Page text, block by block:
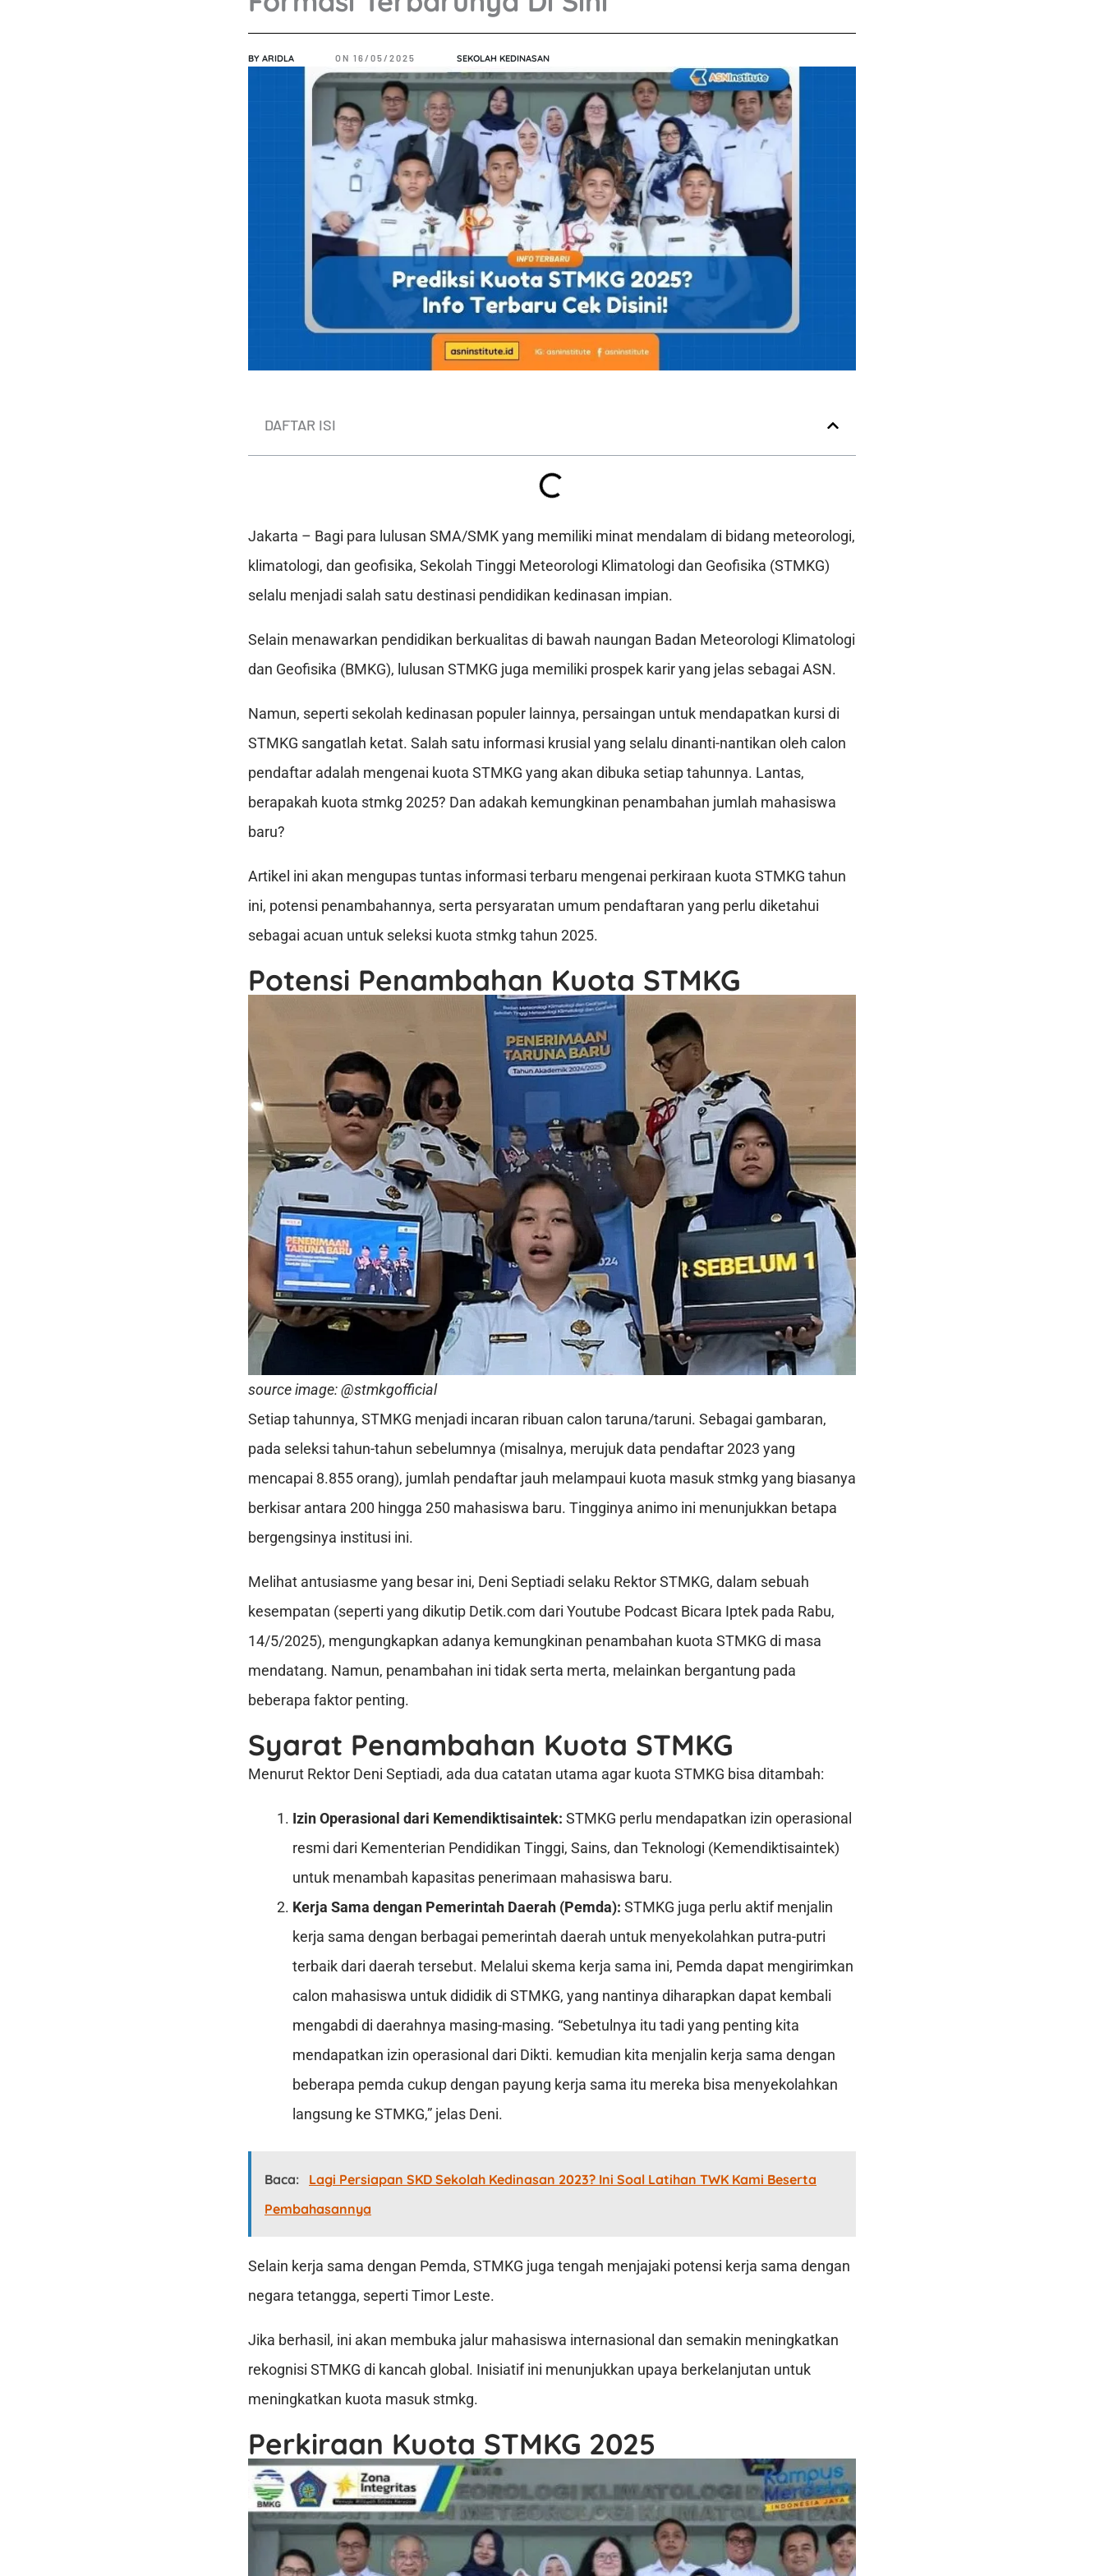
BY ARIDLA ON 16/05/2025 SEKOLAH KEDINASAN
DAFTAR ISI
Jakarta – Bagi para lulusan SMA/SMK yang memiliki minat mendalam di bidang meteorologi,
klimatologi, dan geofisika, Sekolah Tinggi Meteorologi Klimatologi dan Geofisika (STMKG)
selalu menjadi salah satu destinasi pendidikan kedinasan impian.
Selain menawarkan pendidikan berkualitas di bawah naungan Badan Meteorologi Klimatologi
dan Geofisika (BMKG), lulusan STMKG juga memiliki prospek karir yang jelas sebagai ASN.
Namun, seperti sekolah kedinasan populer lainnya, persaingan untuk mendapatkan kursi di
STMKG sangatlah ketat. Salah satu informasi krusial yang selalu dinanti-nantikan oleh calon
pendaftar adalah mengenai kuota STMKG yang akan dibuka setiap tahunnya. Lantas,
berapakah kuota stmkg 2025? Dan adakah kemungkinan penambahan jumlah mahasiswa
baru?
Artikel ini akan mengupas tuntas informasi terbaru mengenai perkiraan kuota STMKG tahun
ini, potensi penambahannya, serta persyaratan umum pendaftaran yang perlu diketahui
sebagai acuan untuk seleksi kuota stmkg tahun 2025.
Potensi Penambahan Kuota STMKG
source image: @stmkgofficial
Setiap tahunnya, STMKG menjadi incaran ribuan calon taruna/taruni. Sebagai gambaran,
pada seleksi tahun-tahun sebelumnya (misalnya, merujuk data pendaftar 2023 yang
mencapai 8.855 orang), jumlah pendaftar jauh melampaui kuota masuk stmkg yang biasanya
berkisar antara 200 hingga 250 mahasiswa baru. Tingginya animo ini menunjukkan betapa
bergengsinya institusi ini.
Melihat antusiasme yang besar ini, Deni Septiadi selaku Rektor STMKG, dalam sebuah
kesempatan (seperti yang dikutip Detik.com dari Youtube Podcast Bicara Iptek pada Rabu,
14/5/2025), mengungkapkan adanya kemungkinan penambahan kuota STMKG di masa
mendatang. Namun, penambahan ini tidak serta merta, melainkan bergantung pada
beberapa faktor penting.
Syarat Penambahan Kuota STMKG
Menurut Rektor Deni Septiadi, ada dua catatan utama agar kuota STMKG bisa ditambah:
Izin Operasional dari Kemendiktisaintek: STMKG perlu mendapatkan izin operasional
resmi dari Kementerian Pendidikan Tinggi, Sains, dan Teknologi (Kemendiktisaintek)
untuk menambah kapasitas penerimaan mahasiswa baru.
Kerja Sama dengan Pemerintah Daerah (Pemda): STMKG juga perlu aktif menjalin
kerja sama dengan berbagai pemerintah daerah untuk menyekolahkan putra-putri
terbaik dari daerah tersebut. Melalui skema kerja sama ini, Pemda dapat mengirimkan
calon mahasiswa untuk dididik di STMKG, yang nantinya diharapkan dapat kembali
mengabdi di daerahnya masing-masing. “Sebetulnya itu tadi yang penting kita
mendapatkan izin operasional dari Dikti. kemudian kita menjalin kerja sama dengan
beberapa pemda cukup dengan payung kerja sama itu mereka bisa menyekolahkan
langsung ke STMKG,” jelas Deni.
Baca:
Lagi Persiapan SKD Sekolah Kedinasan 2023? Ini Soal Latihan TWK Kami Beserta
Pembahasannya
Selain kerja sama dengan Pemda, STMKG juga tengah menjajaki potensi kerja sama dengan
negara tetangga, seperti Timor Leste.
Jika berhasil, ini akan membuka jalur mahasiswa internasional dan semakin meningkatkan
rekognisi STMKG di kancah global. Inisiatif ini menunjukkan upaya berkelanjutan untuk
meningkatkan kuota masuk stmkg.
Perkiraan Kuota STMKG 2025